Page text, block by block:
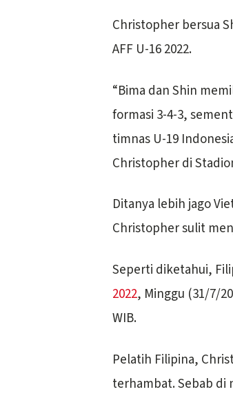
Christopher bersua
AFF U-16 2022.
“Bima dan Shin
formasi 3-4-3,
timnas U-19
Christopher di
Ditanya lebih jago
Christopher sulit
Seperti diketahui,
2022, Minggu (31/7/
WIB.
Pelatih Filipina,
terhambat. Sebab di